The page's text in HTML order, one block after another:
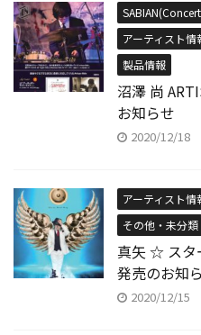
アーティスト情
製品情報
沼澤 尚
お知らせ
2020/12/18
アーティスト情
その他・未分類
真矢 ☆ ス
発売のお知
2020/12/15